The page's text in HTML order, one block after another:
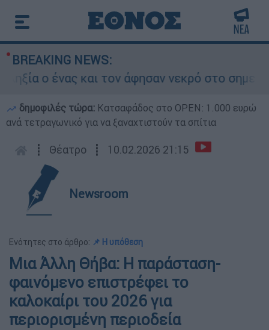
BREAKING NEWS:
ο ένας και τον άφησαν νεκρό στο σημείο
δημοφιλές τώρα: Κατσαφάδος στο OPEN: 1.000 ευρώ
ανά τετραγωνικό για να ξαναχτιστούν τα σπίτια
┋ Θέατρο ┋ 10.02.2026 21:15
Newsroom
Ενότητες στο άρθρο: 📌 Η υπόθεση
Μια Άλλη Θήβα: Η παράσταση-
φαινόμενο επιστρέφει το
καλοκαίρι του 2026 για
περιορισμένη περιοδεία